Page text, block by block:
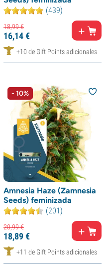
(439)
18,99€
16,14€
+10 de Gift Points adicionales
- 10%
Amnesia Haze (Zamnesia
Seeds) feminizada
(201)
20,99€
18,89€
+11 de Gift Points adicionales